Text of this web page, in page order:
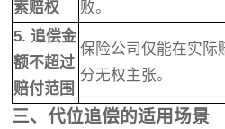
索赔权
败。
5. 追偿金
额不超过
赔付范围
保险公司仅能在实际
分无权主张。
三、代位追偿的适用场景